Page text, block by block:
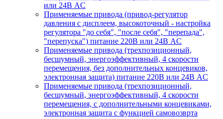
или 24В AC
Применяемые привода (привод-регулятор
давления с дисплеем, высокоточный - настройка
регулятора "до себя", "после себя", "перепада",
"перепуска") питание 220В или 24В AC
Применяемые привода (трехпозиционный,
бесшумный, энергоэффективный, 4 скорости
перемещения, без дополнительных концевиков,
электронная защита) питание 220В или 24В AC
Применяемые привода (трехпозиционный,
бесшумный, энергоэффективный, 4 скорости
перемещения, с дополнительными концевиками,
электронная защита с функцией самовозврта